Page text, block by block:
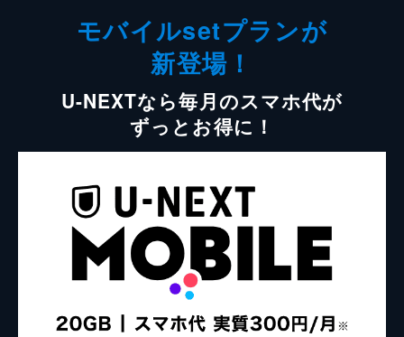
モバイルsetプランが
新登場！
U-NEXTなら毎月のスマホ代が
ずっとお得に！